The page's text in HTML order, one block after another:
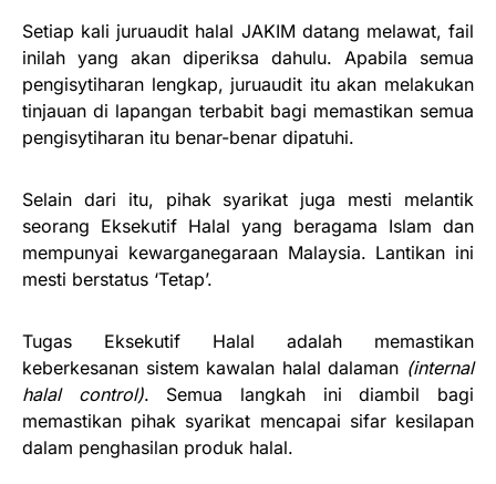
Setiap kali juruaudit halal JAKIM datang melawat, fail
inilah yang akan diperiksa dahulu. Apabila semua
pengisytiharan lengkap, juruaudit itu akan melakukan
tinjauan di lapangan terbabit bagi memastikan semua
pengisytiharan itu benar-benar dipatuhi.
Selain dari itu, pihak syarikat juga mesti melantik
seorang Eksekutif Halal yang beragama Islam dan
mempunyai kewarganegaraan Malaysia. Lantikan ini
mesti berstatus ‘Tetap’.
Tugas Eksekutif Halal adalah memastikan
keberkesanan sistem kawalan halal dalaman (internal
halal control). Semua langkah ini diambil bagi
memastikan pihak syarikat mencapai sifar kesilapan
dalam penghasilan produk halal.